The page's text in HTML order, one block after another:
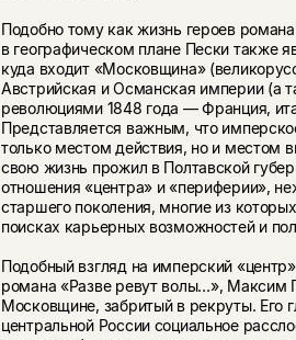
Подобно тому как жизнь героев
в географическом плане Пески также
куда входит «Московщина»
Австрийская и Османская империи (а
революциями 1848 года — Франция,
Представляется важным, что
только местом действия, но и местом
свою жизнь прожил в Полтавской
отношения «центра» и «периферии»,
старшего поколения, многие из
поисках карьерных возможностей и
Подобный взгляд на имперский
романа «Разве ревут волы…», Максим
Московщине, забритый в рекруты. Его
центральной России социальное